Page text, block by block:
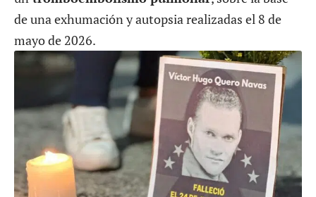
de una exhumación y autopsia realizadas el 8 de
mayo de 2026.